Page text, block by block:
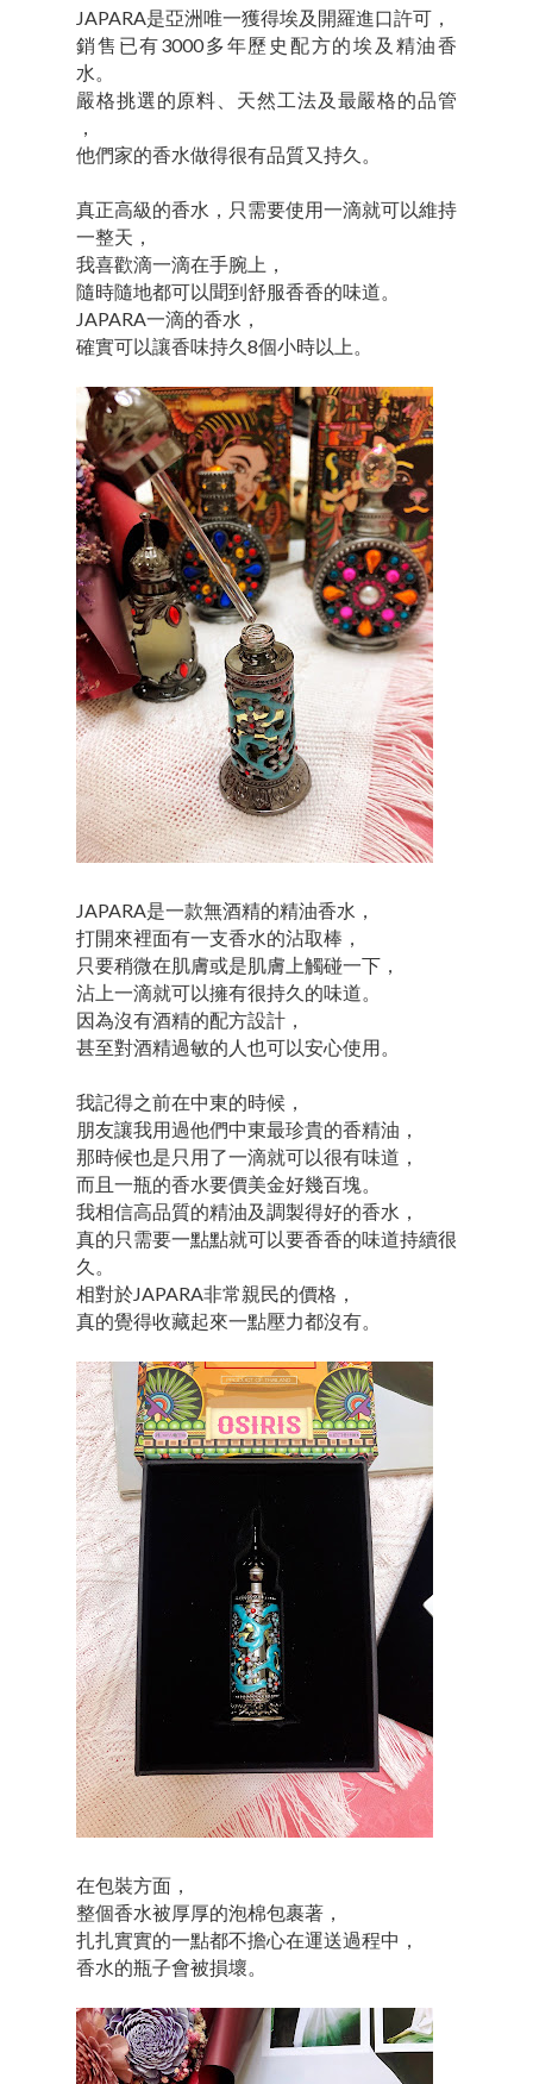
JAPARA是亞洲唯一獲得埃及開羅進口許可，
銷售已有3000多年歷史配方的埃及精油香
水。
嚴格挑選的原料、天然工法及最嚴格的品管
他們家的香水做得很有品質又持久。
真正高級的香水，只需要使用一滴就可以維持
一整天，
我喜歡滴一滴在手腕上，
隨時隨地都可以聞到舒服香香的味道。
JAPARA一滴的香水，
確實可以讓香味持久8個小時以上。
JAPARA是一款無酒精的精油香水，
打開來裡面有一支香水的沾取棒，
只要稍微在肌膚或是肌膚上觸碰一下，
沾上一滴就可以擁有很持久的味道。
因為沒有酒精的配方設計，
甚至對酒精過敏的人也可以安心使用。
我記得之前在中東的時候，
朋友讓我用過他們中東最珍貴的香精油，
那時候也是只用了一滴就可以很有味道，
而且一瓶的香水要價美金好幾百塊。
我相信高品質的精油及調製得好的香水，
真的只需要一點點就可以要香香的味道持續很
久。
相對於JAPARA非常親民的價格，
真的覺得收藏起來一點壓力都沒有。
在包裝方面，
整個香水被厚厚的泡棉包裹著，
扎扎實實的一點都不擔心在運送過程中，
香水的瓶子會被損壞。